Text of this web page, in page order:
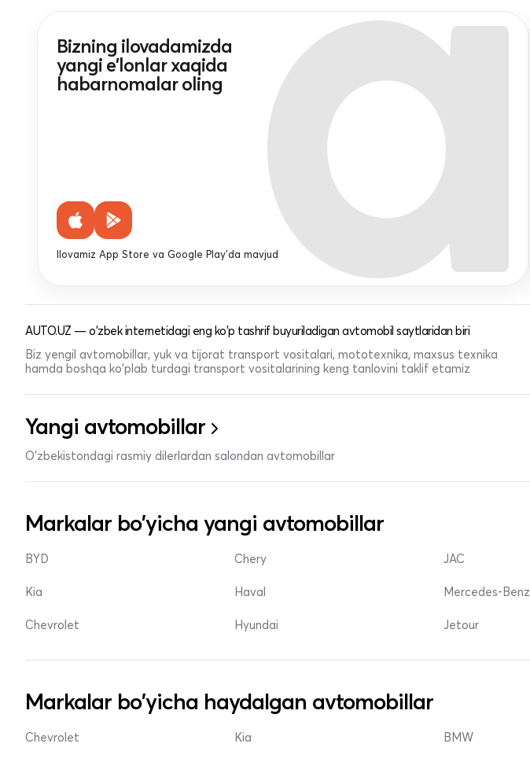
Bizning ilovadamizda
yangi e'lonlar xaqida
habarnomalar oling
Ilovamiz App Store va Google Play'da mavjud
AUTO.UZ — o'zbek internetidagi eng ko'p tashrif buyuriladigan avtomobil saytlaridan biri
Biz yengil avtomobillar, yuk va tijorat transport vositalari, mototexnika, maxsus texnika
hamda boshqa ko'plab turdagi transport vositalarining keng tanlovini taklif etamiz
Yangi avtomobillar
O'zbekistondagi rasmiy dilerlardan salondan avtomobillar
Markalar bo'yicha yangi avtomobillar
BYD
Kia
Chevrolet
Chery
Haval
Hyundai
JAC
Mercedes-Benz
Jetour
Markalar bo'yicha haydalgan avtomobillar
Chevrolet Kia BMW